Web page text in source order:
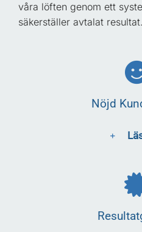
våra löften genom ett
säkerställer avtalat resultat.
Nöjd